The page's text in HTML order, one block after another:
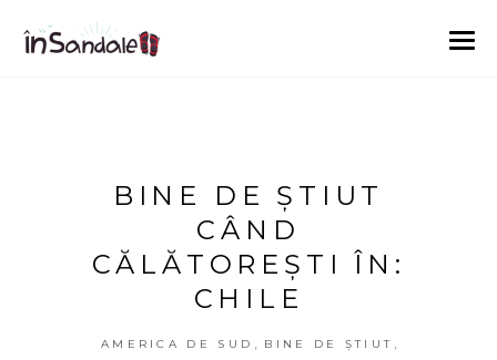
BINE DE ȘTIUT
CÂND
CĂLĂTOREȘTI ÎN:
CHILE
AMERICA DE SUD BINE DE ȘTIUT